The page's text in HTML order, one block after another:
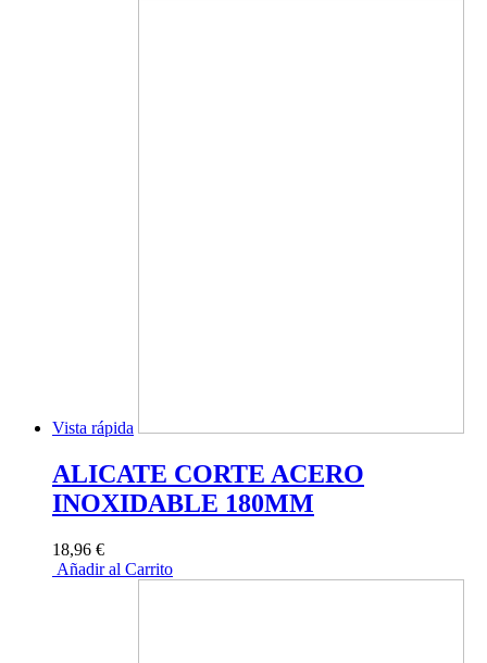
Vista rápida
ALICATE CORTE ACERO
INOXIDABLE 180MM
18,96 €
Añadir al Carrito